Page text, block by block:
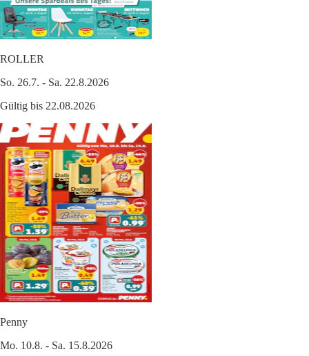
ROLLER
So. 26.7. - Sa. 22.8.2026
Gültig bis 22.08.2026
Penny
Mo. 10.8. - Sa. 15.8.2026